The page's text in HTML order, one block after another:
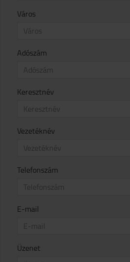
Város
Adószám
Keresztnév
Vezetéknév
Telefonszám
E-mail
Üzenet